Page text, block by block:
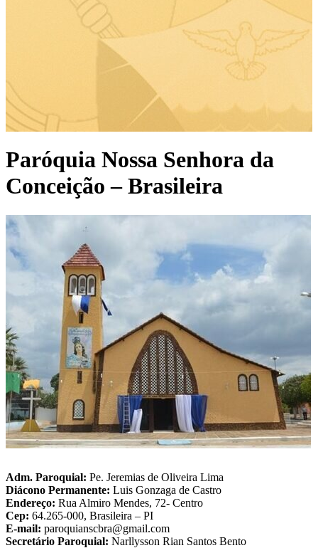
Paróquia Nossa Senhora da
Conceição – Brasileira
Adm. Paroquial: Pe. Jeremias de Oliveira Lima
Diácono Permanente: Luis Gonzaga de Castro
Endereço: Rua Almiro Mendes, 72- Centro
Cep: 64.265-000, Brasileira – PI
E-mail: paroquianscbra@gmail.com
Secretário Paroquial: Narllysson Rian Santos Bento